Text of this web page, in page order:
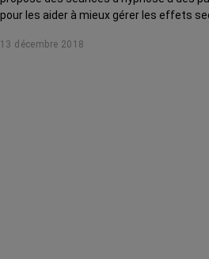
pour les aider à mieux gérer les effets
13 décembre 2018